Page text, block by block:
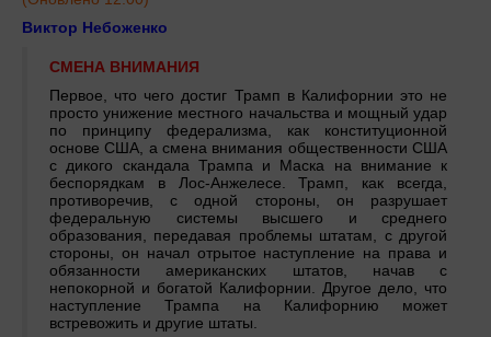
Виктор Небоженко
СМЕНА ВНИМАНИЯ
Первое, что чего достиг Трамп в Калифорнии это не
просто унижение местного начальства и мощный удар
по принципу федерализма, как конституционной
основе США, а смена внимания общественности США
с дикого скандала Трампа и Маска на внимание к
беспорядкам в Лос-Анжелесе. Трамп, как всегда,
противоречив, с одной стороны, он разрушает
федеральную системы высшего и среднего
образования, передавая проблемы штатам, с другой
стороны, он начал отрытое наступление на права и
обязанности американских штатов, начав с
непокорной и богатой Калифорнии. Другое дело, что
наступление Трампа на Калифорнию может
встревожить и другие штаты.